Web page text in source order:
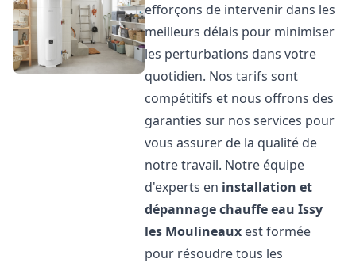
efforçons de intervenir dans les
meilleurs délais pour minimiser
les perturbations dans votre
quotidien. Nos tarifs sont
compétitifs et nous offrons des
garanties sur nos services pour
vous assurer de la qualité de
notre travail. Notre équipe
d'experts en installation et
dépannage chauffe eau Issy
les Moulineaux est formée
pour résoudre tous les